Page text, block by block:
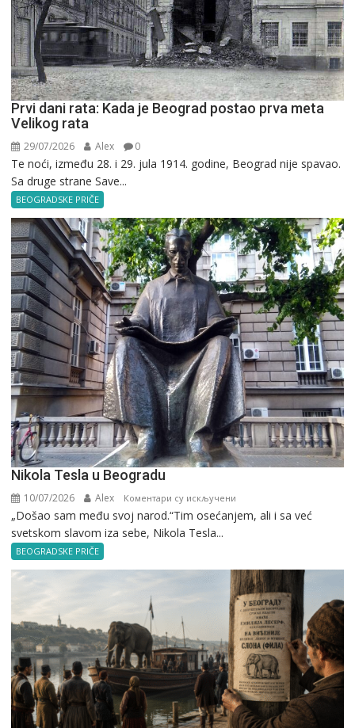
Prvi dani rata: Kada je Beograd postao prva meta
Velikog rata
29/07/2026 Alex 0
Te noći, između 28. i 29. jula 1914. godine, Beograd nije spavao.
Sa druge strane Save...
BEOGRADSKE PRIČE
Nikola Tesla u Beogradu
10/07/2026 Alex Коментари су искључени
Nikola
„Došao sam među svoj narod.“Tim osećanjem, ali i sa već
svetskom slavom iza sebe, Nikola Tesla...
BEOGRADSKE PRIČE